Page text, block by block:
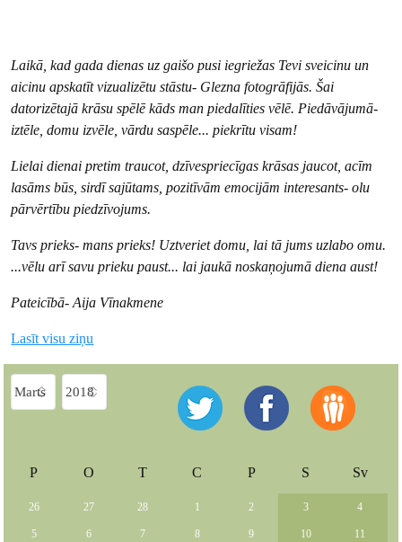
Laikā, kad gada dienas uz gaišo pusi iegriežas Tevi sveicinu un
aicinu apskatīt vizualizētu stāstu- Glezna fotogrāfijās. Šai
datorizētajā krāsu spēlē kāds man piedalīties vēlē. Piedāvājumā-
iztēle, domu izvēle, vārdu saspēle... piekrītu visam!
Lielai dienai pretim traucot, dzīvespriecīgas krāsas jaucot, acīm
lasāms būs, sirdī sajūtams, pozitīvām emocijām interesants- olu
pārvērtību piedzīvojums.
Tavs prieks- mans prieks! Uztveriet domu, lai tā jums uzlabo omu.
...vēlu arī savu prieku paust... lai jaukā noskaņojumā diena aust!
Pateicībā- Aija Vīnakmene
Lasīt visu ziņu
P O T C P S Sv
26 27 28 1 2 3 4
5 6 7 8 9 10 11